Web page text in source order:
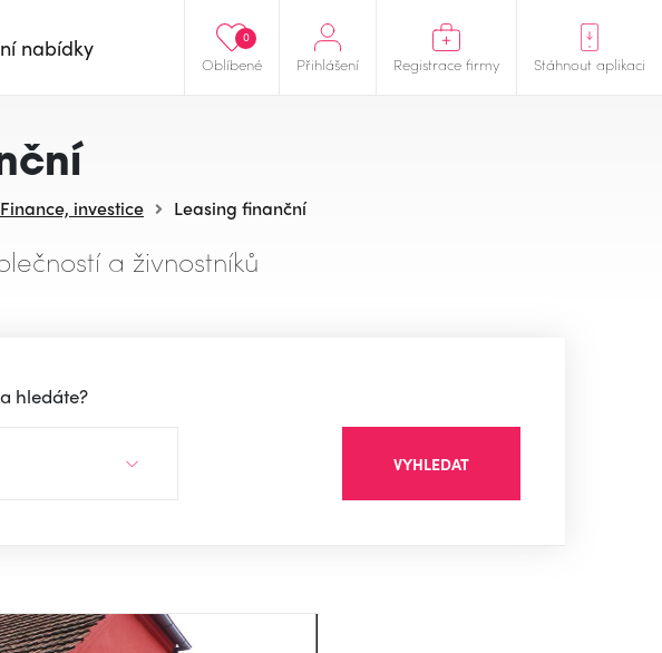
Oblíbené
0
Přihlášení Registrace firmy Stáhnout aplikaci
nabídky
Finance, investice Leasing finanční
a živnostníků
hledáte?
VYHLEDAT